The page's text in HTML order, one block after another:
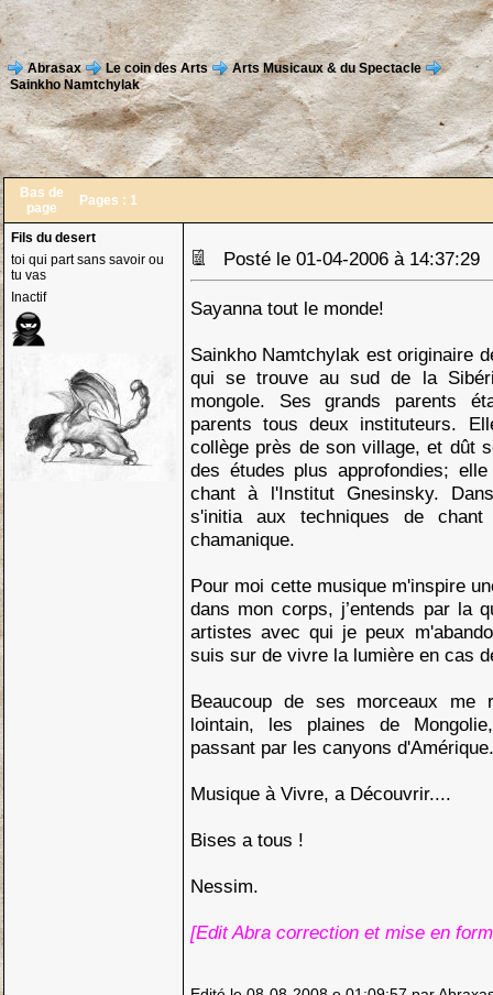
Abrasax Le coin des Arts
Arts Musicaux & du Spectacle
Sainkho Namtchylak
Bas de
page
Pages : 1
Fils du desert
toi qui part sans savoir ou
tu vas
Inactif
Posté le 01-04-2006 à
Sayanna tout le monde!
Sainkho Namtchylak est originaire
qui se trouve au sud de la
mongole. Ses grands parents
parents tous deux instituteurs.
collège près de son village, et dût
des études plus approfondies;
chant à l'Institut Gnesinsky.
s'initia aux techniques de
chamanique.
Pour moi cette musique m'inspire
dans mon corps, j’entends par la
artistes avec qui je peux
suis sur de vivre la lumière en cas
Beaucoup de ses morceaux me
lointain, les plaines de
passant par les canyons d'Amérique.
Musique à Vivre, a Découvrir....
Bises a tous !
Nessim.
[Edit Abra correction et mise en